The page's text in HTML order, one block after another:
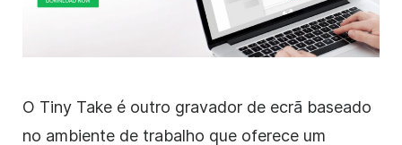
O Tiny Take é outro gravador de ecrã baseado
no ambiente de trabalho que oferece um